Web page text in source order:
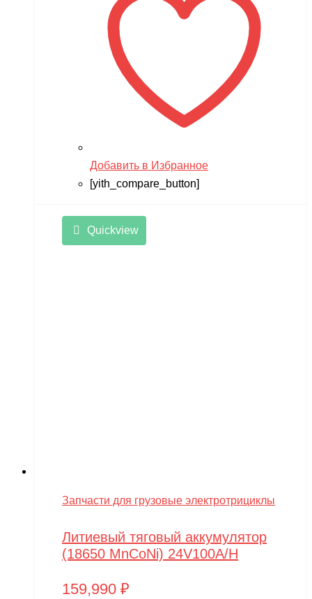
Добавить в Избранное
[yith_compare_button]
Quickview
Запчасти для грузовые электротрициклы
Литиевый тяговый аккумулятор
(18650 MnCoNi) 24V100A/H
159,990 ₽